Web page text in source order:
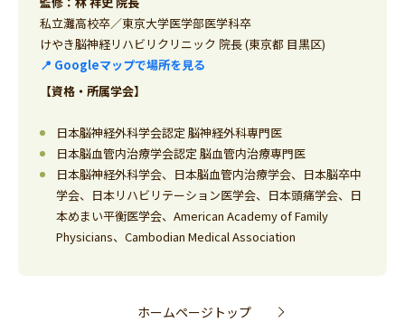
私立灘高校卒／東京大学医学部医学科卒
けやき脳神経リハビリクリニック 院長 (東京都 目黒区)
📍 Googleマップで場所を見る
【資格・所属学会】
日本脳神経外科学会認定 脳神経外科専門医
日本脳血管内治療学会認定 脳血管内治療専門医
日本脳神経外科学会、日本脳血管内治療学会、日本脳卒中
学会、日本リハビリテーション医学会、日本頭痛学会、日
本めまい平衡医学会、American Academy of Family
Physicians、Cambodian Medical Association
ホームページトップ